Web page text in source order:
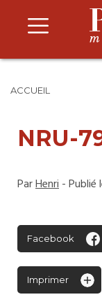
ACCUEIL
NRU-
ParHenri- Publié
Facebook
Imprimer